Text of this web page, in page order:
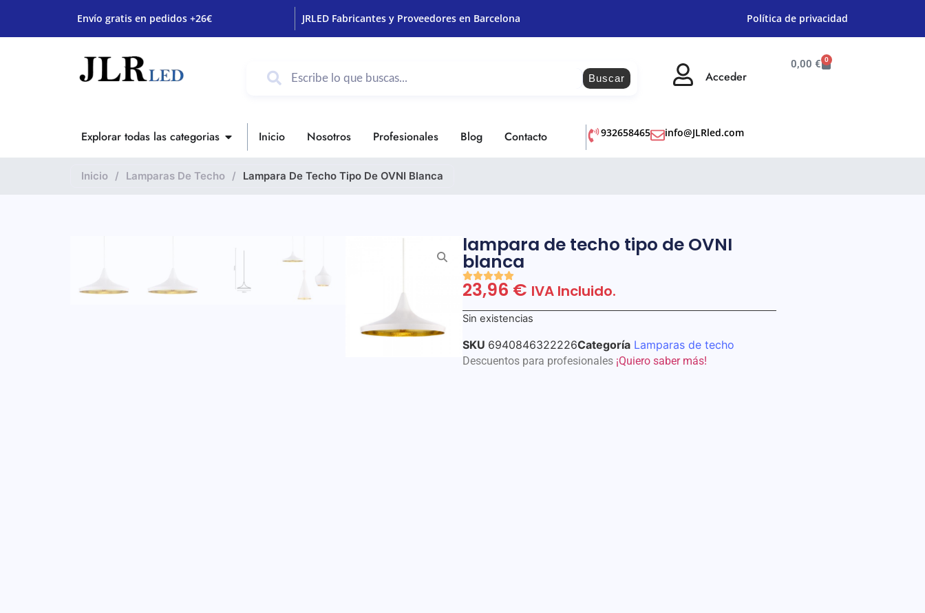
Envío gratis en pedidos +26€ JRLED Fabricantes y Proveedores en Barcelona Política de privacidad
Buscar Acceder
0,00 € 0
Explorar todas las categorias Inicio Nosotros Profesionales Blog Contacto 932658465 info@JLRled.com
Inicio / Lamparas De Techo / Lampara De Techo Tipo De OVNI Blanca
lampara de techo tipo de OVNI
blanca
23,96 € IVA Incluido.
Sin existencias
SKU 6940846322226Categoría Lamparas de techo
Descuentos para profesionales ¡Quiero saber más!